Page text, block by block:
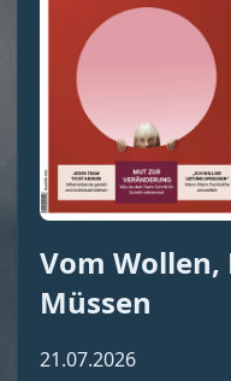
Vom
Müssen
21.07.2026